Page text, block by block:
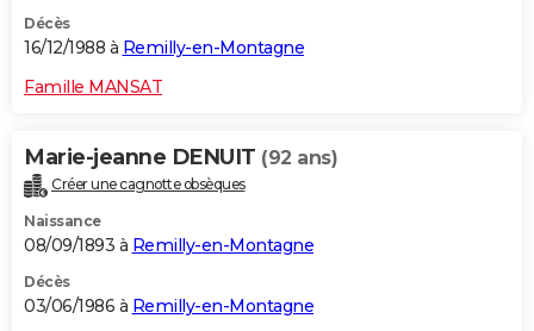
Décès
16/12/1988 à Remilly-en-Montagne
Famille MANSAT
Marie-jeanne DENUIT (92 ans)
Créer une cagnotte obsèques
Naissance
08/09/1893 à Remilly-en-Montagne
Décès
03/06/1986 à Remilly-en-Montagne